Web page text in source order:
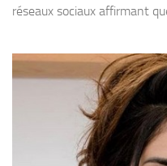
réseaux sociaux affirmant